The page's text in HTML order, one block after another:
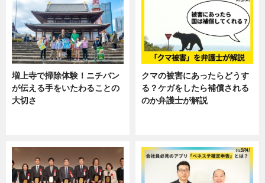
増上寺で掃除体験！ニチバン
が伝える手をいたわることの
大切さ
クマの被害にあったらどうす
る？ケガをしたら補償される
のか弁護士が解説